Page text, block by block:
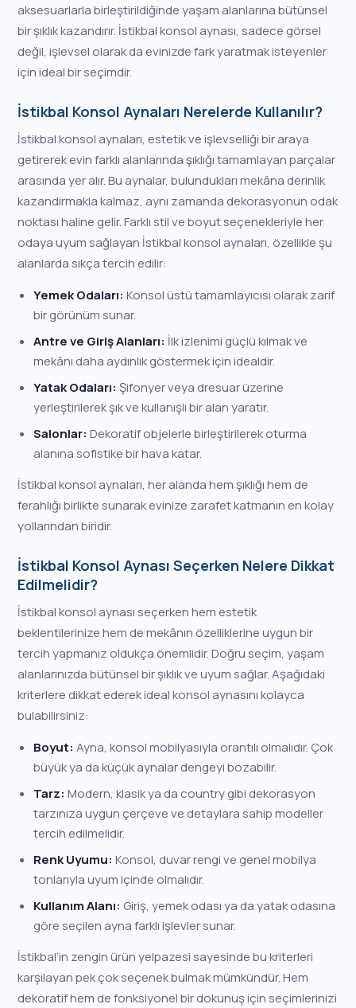
aksesuarlarla birleştirildiğinde yaşam alanlarına bütünsel
bir şıklık kazandırır. İstikbal konsol aynası, sadece görsel
değil, işlevsel olarak da evinizde fark yaratmak isteyenler
için ideal bir seçimdir.
İstikbal Konsol Aynaları Nerelerde Kullanılır?
İstikbal konsol aynaları, estetik ve işlevselliği bir araya
getirerek evin farklı alanlarında şıklığı tamamlayan parçalar
arasında yer alır. Bu aynalar, bulundukları mekâna derinlik
kazandırmakla kalmaz, aynı zamanda dekorasyonun odak
noktası haline gelir. Farklı stil ve boyut seçenekleriyle her
odaya uyum sağlayan İstikbal konsol aynaları, özellikle şu
alanlarda sıkça tercih edilir:
Yemek Odaları: Konsol üstü tamamlayıcısı olarak zarif
bir görünüm sunar.
Antre ve Giriş Alanları: İlk izlenimi güçlü kılmak ve
mekânı daha aydınlık göstermek için idealdir.
Yatak Odaları: Şifonyer veya dresuar üzerine
yerleştirilerek şık ve kullanışlı bir alan yaratır.
Salonlar: Dekoratif objelerle birleştirilerek oturma
alanına sofistike bir hava katar.
İstikbal konsol aynaları, her alanda hem şıklığı hem de
ferahlığı birlikte sunarak evinize zarafet katmanın en kolay
yollarından biridir.
İstikbal Konsol Aynası Seçerken Nelere Dikkat
Edilmelidir?
İstikbal konsol aynası seçerken hem estetik
beklentilerinize hem de mekânın özelliklerine uygun bir
tercih yapmanız oldukça önemlidir. Doğru seçim, yaşam
alanlarınızda bütünsel bir şıklık ve uyum sağlar. Aşağıdaki
kriterlere dikkat ederek ideal konsol aynasını kolayca
bulabilirsiniz:
Boyut: Ayna, konsol mobilyasıyla orantılı olmalıdır. Çok
büyük ya da küçük aynalar dengeyi bozabilir.
Tarz: Modern, klasik ya da country gibi dekorasyon
tarzınıza uygun çerçeve ve detaylara sahip modeller
tercih edilmelidir.
Renk Uyumu: Konsol, duvar rengi ve genel mobilya
tonlarıyla uyum içinde olmalıdır.
Kullanım Alanı: Giriş, yemek odası ya da yatak odasına
göre seçilen ayna farklı işlevler sunar.
İstikbal’in zengin ürün yelpazesi sayesinde bu kriterleri
karşılayan pek çok seçenek bulmak mümkündür. Hem
dekoratif hem de fonksiyonel bir dokunuş için seçimlerinizi